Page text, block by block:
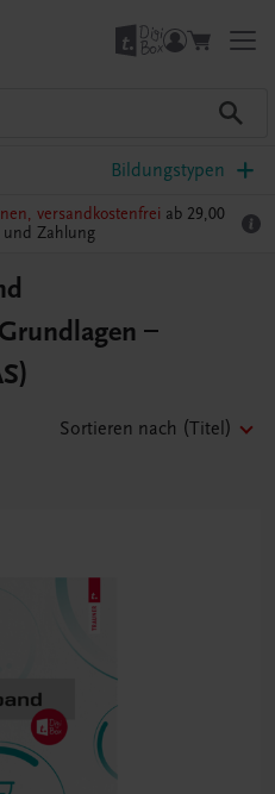
Bildungstypen
versandkostenfrei ab 29,00
und Zahlung
–
Sortieren nach (Titel)